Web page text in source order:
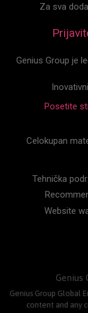
Za sva
Genius Group je
Posetite
Celokupan
Tehnička
Website
Genius
Genius Group Global
content and any